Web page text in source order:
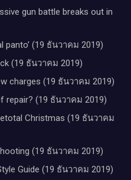
gun battle breaks out in
panto’ (19 ธันวาคม 2019)
(19 ธันวาคม 2019)
charges (19 ธันวาคม 2019)
repair? (19 ธันวาคม 2019)
Christmas (19 ธันวาคม
(19 ธันวาคม 2019)
Guide (19 ธันวาคม 2019)